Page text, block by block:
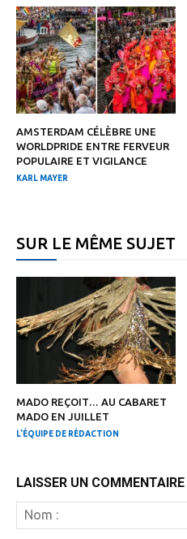
AMSTERDAM CÉLÈBRE UNE
WORLDPRIDE ENTRE FERVEUR
POPULAIRE ET VIGILANCE
KARL MAYER
SUR LE MÊME SUJET
MADO REÇOIT… AU CABARET
MADO EN JUILLET
L'ÉQUIPE DE RÉDACTION
LAISSER UN COMMENTAIRE